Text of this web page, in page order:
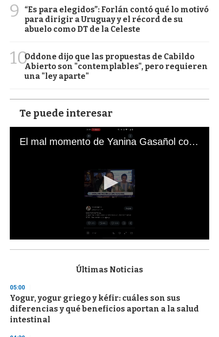
9
“Es para elegidos”: Forlán contó qué lo motivó
para dirigir a Uruguay y el récord de su
abuelo como DT de la Celeste
10Oddone dijo que las propuestas de Cabildo
Abierto son "contemplables", pero requieren
una "ley aparte"
Te puede interesar
El mal momento de Yanina Gasañol con un hincha argentino en "Subrayado"
s
d
s
o
f
3
Últimas Noticias
05:00
Yogur, yogur griego y kéfir: cuáles son sus
diferencias y qué beneficios aportan a la salud
intestinal